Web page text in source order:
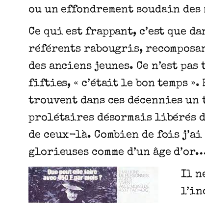
ou un effondrement soudain
Ce qui est frappant, c’est que
référents rabougris,
des anciens jeunes. Ce n’est
fifties, « c’était le bon temps
trouvent dans ces décennies
prolétaires désormais libérés
de ceux-là. Combien de fois
glorieuses comme d’un âge
Il